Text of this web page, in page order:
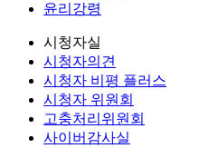
윤리강령
시청자실
시청자의견
시청자 비평 플러스
시청자 위원회
고충처리위원회
사이버감사실